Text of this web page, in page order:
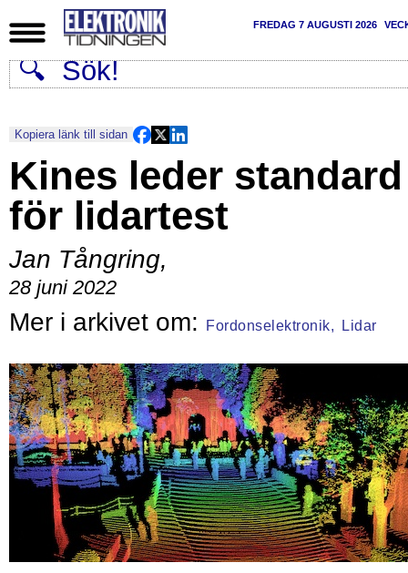
FREDAG 7 AUGUSTI 2026
Kopiera länk till sidan
Kines leder standard
för lidartest
Jan Tångring,
28 juni 2022
Fordonselektronik, Lidar